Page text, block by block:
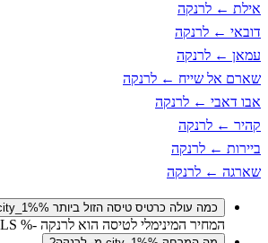
אילת ← לרנקה
דובאי ← לרנקה
עמאן ← לרנקה
שארם אל שייח ← לרנקה
אבו דאבי ← לרנקה
קהיר ← לרנקה
ביירות ← לרנקה
שארגה ← לרנקה
כמה עולה כרטיס טיסה הזול ביותר city_2% -% city_1%%?
המחיר המינימלי לטיסה הוא לרנקה -% city_1% - 43 ILS.